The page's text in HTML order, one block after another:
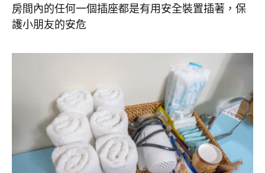
房間內的任何一個插座都是有用安全裝置插著，保
護小朋友的安危